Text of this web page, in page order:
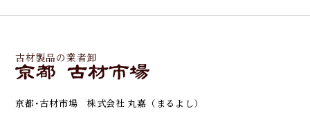
古材製品の業者卸
京都･古材市場 株式会社 丸嘉（まるよし）